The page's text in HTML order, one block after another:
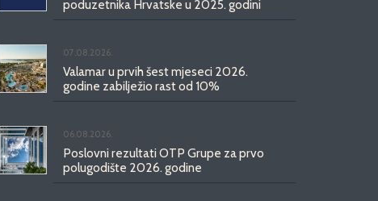
poduzetnika Hrvatske u 2025. godini
07.08.2026.
Valamar u prvih šest mjeseci 2026.
godine zabilježio rast od 10%
06.08.2026.
Poslovni rezultati OTP Grupe za prvo
polugodište 2026. godine